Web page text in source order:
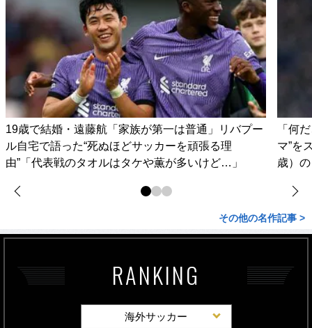
19歳で結婚・遠藤航「家族が第一は普通」リバプー
ル自宅で語った“死ぬほどサッカーを頑張る理
由”「代表戦のタオルはタケや薫が多いけど…」
「何
マ”を
歳）
その他の名作記事 >
RANKING
海外サッカー